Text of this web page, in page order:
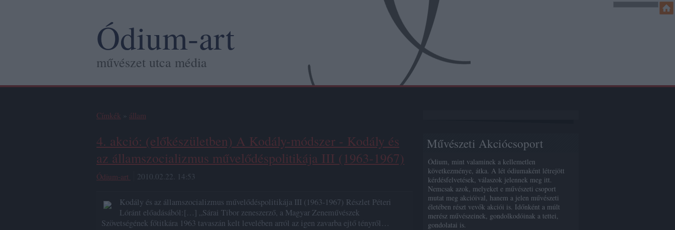
Ódium-art
művészet utca média
Művészeti Akciócsoport
Ódium, mint valaminek a kellemetlen
következménye, átka. A lét ódiumaként létrejött
kérdésfelvetések, válaszok jelennek meg itt.
Nemcsak azok, melyeket e művészeti csoport
mutat meg akcióival, hanem a jelen művészeti
életében részt vevők akciói is. Időnként a múlt
merész művészeinek, gondolkodóinak a tettei,
gondolatai is.
Címkék » állam
4. akció: (előkészületben) A Kodály-módszer - Kodály és
az államszocializmus művelődéspolitikája III (1963-1967)
Ódium-art 2010.02.22. 14:53
Kodály és az államszocializmus művelődéspolitikája III (1963-1967) Részlet Péteri
Lóránt előadásából:[…] „Sárai Tibor zeneszerző, a Magyar Zeneművészek
Szövetségének főtitkára 1963 tavaszán kelt levelében arról az igen zavarba ejtő tényről…